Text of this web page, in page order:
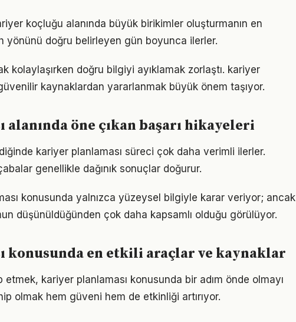
koçluğu alanında büyük birikimler oluşturmanın en
yönünü doğru belirleyen gün boyunca ilerler.
kolaylaşırken doğru bilgiyi ayıklamak zorlaştı. kariyer
kaynaklardan yararlanmak büyük önem taşıyor.
öne çıkan başarı hikayeleri
kariyer planlaması süreci çok daha verimli ilerler.
genellikle dağınık sonuçlar doğurur.
konusunda yalnızca yüzeysel bilgiyle karar veriyor; ancak
düşünüldüğünden çok daha kapsamlı olduğu görülüyor.
konusunda en etkili araçlar ve kaynaklar
kariyer planlaması konusunda bir adım önde olmayı
olmak hem güveni hem de etkinliği artırıyor.